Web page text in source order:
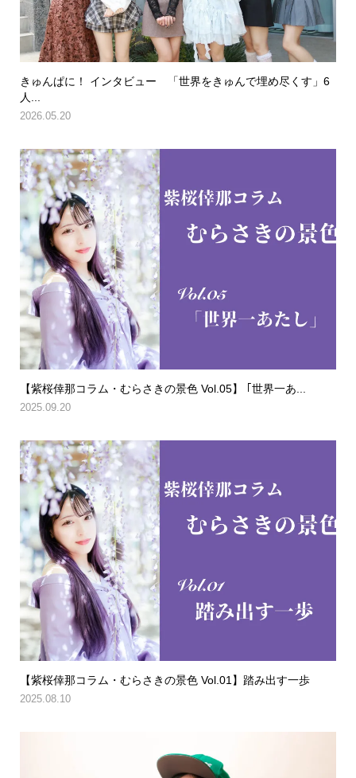
きゅんぱに！ インタビュー 「世界をきゅんで埋め尽くす」6
人...
2026.05.20
【紫桜倖那コラム・むらさきの景色 Vol.05】 ｢世界一あ...
2025.09.20
【紫桜倖那コラム・むらさきの景色 Vol.01】踏み出す一歩
2025.08.10